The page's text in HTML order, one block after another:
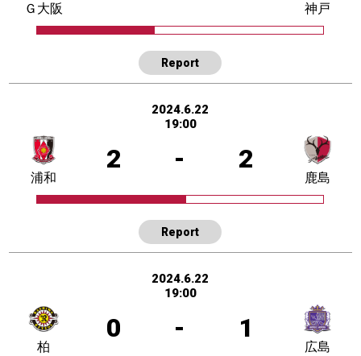
Ｇ大阪 神戸
Report
2024.6.22
19:00
2 - 2
浦和 鹿島
Report
2024.6.22
19:00
0 - 1
柏 広島